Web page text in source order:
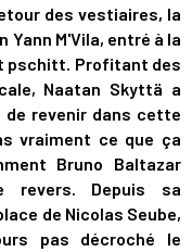
des vestiaires, la
M'Vila, entré à la
pschitt. Profitant des
Naatan Skyttä a
de revenir dans cette
vraiment ce que ça
Bruno Baltazar
revers. Depuis sa
de Nicolas Seube,
pas décroché le